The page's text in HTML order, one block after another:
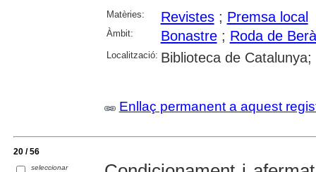
Matèries: Revistes; Premsa local
Àmbit: Bonastre; Roda de Berà
Localització: Biblioteca de
Enllaç permanent a aquest
20 / 56
seleccionar